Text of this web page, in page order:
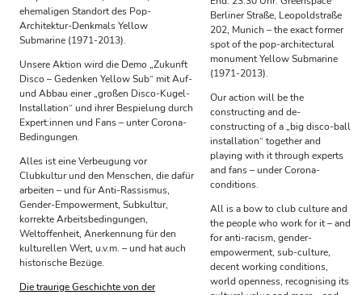
ehemaligen Standort des Pop-
Architektur-Denkmals Yellow
Submarine (1971-2013).
Unsere Aktion wird die Demo „Zukunft
Disco – Gedenken Yellow Sub“ mit Auf-
und Abbau einer „großen Disco-Kugel-
Installation“ und ihrer Bespielung durch
Expert:innen und Fans – unter Corona-
Bedingungen.
Alles ist eine Verbeugung vor
Clubkultur und den Menschen, die dafür
arbeiten – und für Anti-Rassismus,
Gender-Empowerment, Subkultur,
korrekte Arbeitsbedingungen,
Weltoffenheit, Anerkennung für den
kulturellen Wert, u.v.m. – und hat auch
historische Bezüge.
Die traurige Geschichte von der
Berliner Straße, Leopoldstraße
202, Munich – the exact former
spot of the pop-architectural
monument Yellow Submarine
(1971-2013).
Our action will be the
constructing and de-
constructing of a „big disco-ball
installation“ together and
playing with it through experts
and fans – under Corona-
conditions.
All is a bow to club culture and
the people who work for it – and
for anti-racism, gender-
empowerment, sub-culture,
decent working conditions,
world openness, recognising its